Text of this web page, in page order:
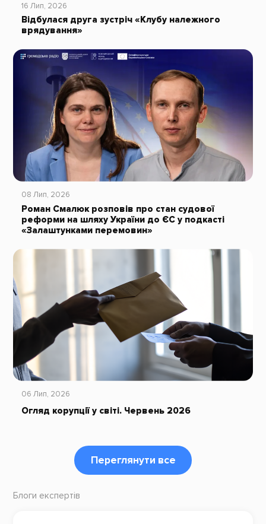
16 Лип, 2026
Відбулася друга зустріч «Клубу належного
врядування»
08 Лип, 2026
Роман Смалюк розповів про стан судової
реформи на шляху України до ЄС у подкасті
«Залаштунками перемовин»
06 Лип, 2026
Огляд корупції у світі. Червень 2026
Переглянути все
Блоги експертів